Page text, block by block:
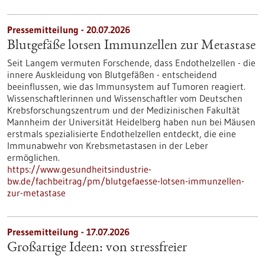
Pressemitteilung - 20.07.2026
Blutgefäße lotsen Immunzellen zur Metastase
Seit Langem vermuten Forschende, dass Endothelzellen - die
innere Auskleidung von Blutgefäßen - entscheidend
beeinflussen, wie das Immunsystem auf Tumoren reagiert.
Wissenschaftlerinnen und Wissenschaftler vom Deutschen
Krebsforschungszentrum und der Medizinischen Fakultät
Mannheim der Universität Heidelberg haben nun bei Mäusen
erstmals spezialisierte Endothelzellen entdeckt, die eine
Immunabwehr von Krebsmetastasen in der Leber
ermöglichen.
https://www.gesundheitsindustrie-
bw.de/fachbeitrag/pm/blutgefaesse-lotsen-immunzellen-
zur-metastase
Pressemitteilung - 17.07.2026
Großartige Ideen: von stressfreier